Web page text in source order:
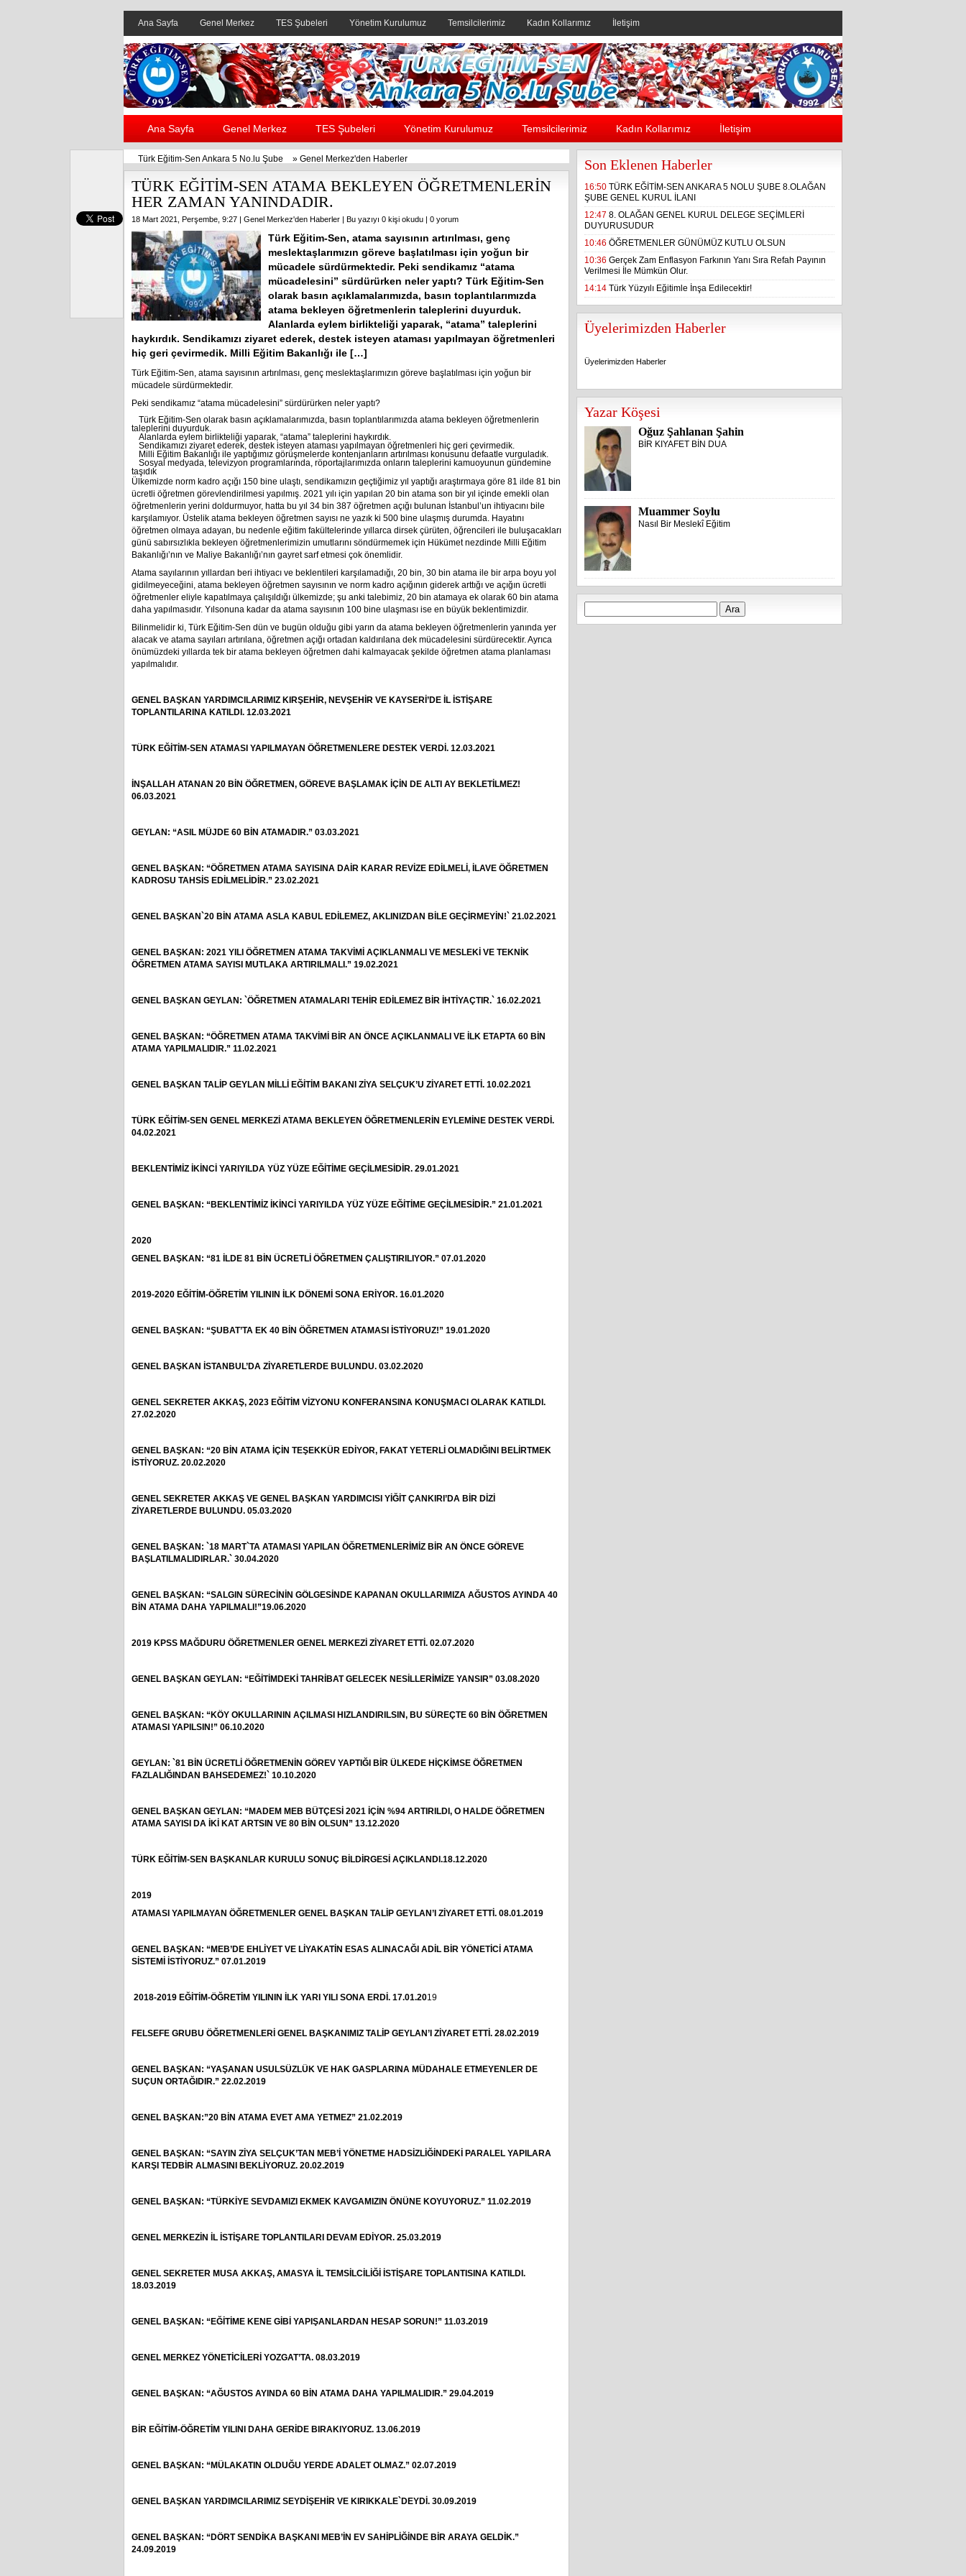
Ana Sayfa Genel Merkez TES Şubeleri Yönetim Kurulumuz Temsilcilerimiz Kadın Kollarımız İletişim
Header yanı reklam alanı
Ana Sayfa Genel Merkez TES Şubeleri Yönetim Kurulumuz Temsilcilerimiz Kadın Kollarımız İletişim
Türk Eğitim-Sen Ankara 5 No.lu Şube » Genel Merkez'den Haberler
TÜRK EĞİTİM-SEN ATAMA BEKLEYEN ÖĞRETMENLERİN
HER ZAMAN YANINDADIR.
18 Mart 2021, Perşembe, 9:27 | Genel Merkez'den Haberler | Bu yazıyı 0 kişi okudu | 0 yorum
Türk Eğitim-Sen, atama sayısının artırılması, genç
meslektaşlarımızın göreve başlatılması için yoğun bir
mücadele sürdürmektedir. Peki sendikamız “atama
mücadelesini” sürdürürken neler yaptı? Türk Eğitim-Sen
olarak basın açıklamalarımızda, basın toplantılarımızda
atama bekleyen öğretmenlerin taleplerini duyurduk.
Alanlarda eylem birlikteliği yaparak, “atama” taleplerini
haykırdık. Sendikamızı ziyaret ederek, destek isteyen ataması yapılmayan öğretmenleri
hiç geri çevirmedik. Milli Eğitim Bakanlığı ile […]
Türk Eğitim-Sen, atama sayısının artırılması, genç meslektaşlarımızın göreve başlatılması için yoğun bir
mücadele sürdürmektedir.
Peki sendikamız “atama mücadelesini” sürdürürken neler yaptı?
Türk Eğitim-Sen olarak basın açıklamalarımızda, basın toplantılarımızda atama bekleyen öğretmenlerin
taleplerini duyurduk.
Alanlarda eylem birlikteliği yaparak, “atama” taleplerini haykırdık.
Sendikamızı ziyaret ederek, destek isteyen ataması yapılmayan öğretmenleri hiç geri çevirmedik.
Milli Eğitim Bakanlığı ile yaptığımız görüşmelerde kontenjanların artırılması konusunu defaatle vurguladık.
Sosyal medyada, televizyon programlarında, röportajlarımızda onların taleplerini kamuoyunun gündemine
taşıdık
Ülkemizde norm kadro açığı 150 bine ulaştı, sendikamızın geçtiğimiz yıl yaptığı araştırmaya göre 81 ilde 81 bin
ücretli öğretmen görevlendirilmesi yapılmış. 2021 yılı için yapılan 20 bin atama son bir yıl içinde emekli olan
öğretmenlerin yerini doldurmuyor, hatta bu yıl 34 bin 387 öğretmen açığı bulunan İstanbul’un ihtiyacını bile
karşılamıyor. Üstelik atama bekleyen öğretmen sayısı ne yazık ki 500 bine ulaşmış durumda. Hayatını
öğretmen olmaya adayan, bu nedenle eğitim fakültelerinde yıllarca dirsek çürüten, öğrencileri ile buluşacakları
günü sabırsızlıkla bekleyen öğretmenlerimizin umutlarını söndürmemek için Hükümet nezdinde Milli Eğitim
Bakanlığı’nın ve Maliye Bakanlığı’nın gayret sarf etmesi çok önemlidir.
Atama sayılarının yıllardan beri ihtiyacı ve beklentileri karşılamadığı, 20 bin, 30 bin atama ile bir arpa boyu yol
gidilmeyeceğini, atama bekleyen öğretmen sayısının ve norm kadro açığının giderek arttığı ve açığın ücretli
öğretmenler eliyle kapatılmaya çalışıldığı ülkemizde; şu anki talebimiz, 20 bin atamaya ek olarak 60 bin atama
daha yapılmasıdır. Yılsonuna kadar da atama sayısının 100 bine ulaşması ise en büyük beklentimizdir.
Bilinmelidir ki, Türk Eğitim-Sen dün ve bugün olduğu gibi yarın da atama bekleyen öğretmenlerin yanında yer
alacak ve atama sayıları artırılana, öğretmen açığı ortadan kaldırılana dek mücadelesini sürdürecektir. Ayrıca
önümüzdeki yıllarda tek bir atama bekleyen öğretmen dahi kalmayacak şekilde öğretmen atama planlaması
yapılmalıdır.
GENEL BAŞKAN YARDIMCILARIMIZ KIRŞEHİR, NEVŞEHİR VE KAYSERİ’DE İL İSTİŞARE
TOPLANTILARINA KATILDI. 12.03.2021
TÜRK EĞİTİM-SEN ATAMASI YAPILMAYAN ÖĞRETMENLERE DESTEK VERDİ. 12.03.2021
İNŞALLAH ATANAN 20 BİN ÖĞRETMEN, GÖREVE BAŞLAMAK İÇİN DE ALTI AY BEKLETİLMEZ!
06.03.2021
GEYLAN: “ASIL MÜJDE 60 BİN ATAMADIR.” 03.03.2021
GENEL BAŞKAN: “ÖĞRETMEN ATAMA SAYISINA DAİR KARAR REVİZE EDİLMELİ, İLAVE ÖĞRETMEN
KADROSU TAHSİS EDİLMELİDİR.” 23.02.2021
GENEL BAŞKAN`20 BİN ATAMA ASLA KABUL EDİLEMEZ, AKLINIZDAN BİLE GEÇİRMEYİN!` 21.02.2021
GENEL BAŞKAN: 2021 YILI ÖĞRETMEN ATAMA TAKVİMİ AÇIKLANMALI VE MESLEKİ VE TEKNİK
ÖĞRETMEN ATAMA SAYISI MUTLAKA ARTIRILMALI.” 19.02.2021
GENEL BAŞKAN GEYLAN: `ÖĞRETMEN ATAMALARI TEHİR EDİLEMEZ BİR İHTİYAÇTIR.` 16.02.2021
GENEL BAŞKAN: “ÖĞRETMEN ATAMA TAKVİMİ BİR AN ÖNCE AÇIKLANMALI VE İLK ETAPTA 60 BİN
ATAMA YAPILMALIDIR.” 11.02.2021
GENEL BAŞKAN TALİP GEYLAN MİLLİ EĞİTİM BAKANI ZİYA SELÇUK’U ZİYARET ETTİ. 10.02.2021
TÜRK EĞİTİM-SEN GENEL MERKEZİ ATAMA BEKLEYEN ÖĞRETMENLERİN EYLEMİNE DESTEK VERDİ.
04.02.2021
BEKLENTİMİZ İKİNCİ YARIYILDA YÜZ YÜZE EĞİTİME GEÇİLMESİDİR. 29.01.2021
GENEL BAŞKAN: “BEKLENTİMİZ İKİNCİ YARIYILDA YÜZ YÜZE EĞİTİME GEÇİLMESİDİR.” 21.01.2021
2020
GENEL BAŞKAN: “81 İLDE 81 BİN ÜCRETLİ ÖĞRETMEN ÇALIŞTIRILIYOR.” 07.01.2020
2019-2020 EĞİTİM-ÖĞRETİM YILININ İLK DÖNEMİ SONA ERİYOR. 16.01.2020
GENEL BAŞKAN: “ŞUBAT’TA EK 40 BİN ÖĞRETMEN ATAMASI İSTİYORUZ!” 19.01.2020
GENEL BAŞKAN İSTANBUL’DA ZİYARETLERDE BULUNDU. 03.02.2020
GENEL SEKRETER AKKAŞ, 2023 EĞİTİM VİZYONU KONFERANSINA KONUŞMACI OLARAK KATILDI.
27.02.2020
GENEL BAŞKAN: “20 BİN ATAMA İÇİN TEŞEKKÜR EDİYOR, FAKAT YETERLİ OLMADIĞINI BELİRTMEK
İSTİYORUZ. 20.02.2020
GENEL SEKRETER AKKAŞ VE GENEL BAŞKAN YARDIMCISI YİĞİT ÇANKIRI’DA BİR DİZİ
ZİYARETLERDE BULUNDU. 05.03.2020
GENEL BAŞKAN: `18 MART`TA ATAMASI YAPILAN ÖĞRETMENLERİMİZ BİR AN ÖNCE GÖREVE
BAŞLATILMALIDIRLAR.` 30.04.2020
GENEL BAŞKAN: “SALGIN SÜRECİNİN GÖLGESİNDE KAPANAN OKULLARIMIZA AĞUSTOS AYINDA 40
BİN ATAMA DAHA YAPILMALI!”19.06.2020
2019 KPSS MAĞDURU ÖĞRETMENLER GENEL MERKEZİ ZİYARET ETTİ. 02.07.2020
GENEL BAŞKAN GEYLAN: “EĞİTİMDEKİ TAHRİBAT GELECEK NESİLLERİMİZE YANSIR” 03.08.2020
GENEL BAŞKAN: “KÖY OKULLARININ AÇILMASI HIZLANDIRILSIN, BU SÜREÇTE 60 BİN ÖĞRETMEN
ATAMASI YAPILSIN!” 06.10.2020
GEYLAN: `81 BİN ÜCRETLİ ÖĞRETMENİN GÖREV YAPTIĞI BİR ÜLKEDE HİÇKİMSE ÖĞRETMEN
FAZLALIĞINDAN BAHSEDEMEZ!` 10.10.2020
GENEL BAŞKAN GEYLAN: “MADEM MEB BÜTÇESİ 2021 İÇİN %94 ARTIRILDI, O HALDE ÖĞRETMEN
ATAMA SAYISI DA İKİ KAT ARTSIN VE 80 BİN OLSUN” 13.12.2020
TÜRK EĞİTİM-SEN BAŞKANLAR KURULU SONUÇ BİLDİRGESİ AÇIKLANDI.18.12.2020
2019
ATAMASI YAPILMAYAN ÖĞRETMENLER GENEL BAŞKAN TALİP GEYLAN’I ZİYARET ETTİ. 08.01.2019
GENEL BAŞKAN: “MEB’DE EHLİYET VE LİYAKATİN ESAS ALINACAĞI ADİL BİR YÖNETİCİ ATAMA
SİSTEMİ İSTİYORUZ.” 07.01.2019
2018-2019 EĞİTİM-ÖĞRETİM YILININ İLK YARI YILI SONA ERDİ. 17.01.2019
FELSEFE GRUBU ÖĞRETMENLERİ GENEL BAŞKANIMIZ TALİP GEYLAN’I ZİYARET ETTİ. 28.02.2019
GENEL BAŞKAN: “YAŞANAN USULSÜZLÜK VE HAK GASPLARINA MÜDAHALE ETMEYENLER DE
SUÇUN ORTAĞIDIR.” 22.02.2019
GENEL BAŞKAN:”20 BİN ATAMA EVET AMA YETMEZ” 21.02.2019
GENEL BAŞKAN: “SAYIN ZİYA SELÇUK’TAN MEB’İ YÖNETME HADSİZLİĞİNDEKİ PARALEL YAPILARA
KARŞI TEDBİR ALMASINI BEKLİYORUZ. 20.02.2019
GENEL BAŞKAN: “TÜRKİYE SEVDAMIZI EKMEK KAVGAMIZIN ÖNÜNE KOYUYORUZ.” 11.02.2019
GENEL MERKEZİN İL İSTİŞARE TOPLANTILARI DEVAM EDİYOR. 25.03.2019
GENEL SEKRETER MUSA AKKAŞ, AMASYA İL TEMSİLCİLİĞİ İSTİŞARE TOPLANTISINA KATILDI.
18.03.2019
GENEL BAŞKAN: “EĞİTİME KENE GİBİ YAPIŞANLARDAN HESAP SORUN!” 11.03.2019
GENEL MERKEZ YÖNETİCİLERİ YOZGAT’TA. 08.03.2019
GENEL BAŞKAN: “AĞUSTOS AYINDA 60 BİN ATAMA DAHA YAPILMALIDIR.” 29.04.2019
BİR EĞİTİM-ÖĞRETİM YILINI DAHA GERİDE BIRAKIYORUZ. 13.06.2019
GENEL BAŞKAN: “MÜLAKATIN OLDUĞU YERDE ADALET OLMAZ.” 02.07.2019
GENEL BAŞKAN YARDIMCILARIMIZ SEYDİŞEHİR VE KIRIKKALE`DEYDİ. 30.09.2019
GENEL BAŞKAN: “DÖRT SENDİKA BAŞKANI MEB’İN EV SAHİPLİĞİNDE BİR ARAYA GELDİK.”
24.09.2019
Son Eklenen Haberler
16:50 TÜRK EĞİTİM-SEN ANKARA 5 NOLU ŞUBE 8.OLAĞAN
ŞUBE GENEL KURUL İLANI
12:47 8. OLAĞAN GENEL KURUL DELEGE SEÇİMLERİ
DUYURUSUDUR
10:46 ÖĞRETMENLER GÜNÜMÜZ KUTLU OLSUN
10:36 Gerçek Zam Enflasyon Farkının Yanı Sıra Refah Payının
Verilmesi İle Mümkün Olur.
14:14 Türk Yüzyılı Eğitimle İnşa Edilecektir!
Üyelerimizden Haberler
Üyelerimizden Haberler
Yazar Köşesi
Oğuz Şahlanan Şahin
BİR KIYAFET BİN DUA
Muammer Soylu
Nasıl Bir Meslekî Eğitim
Arama: